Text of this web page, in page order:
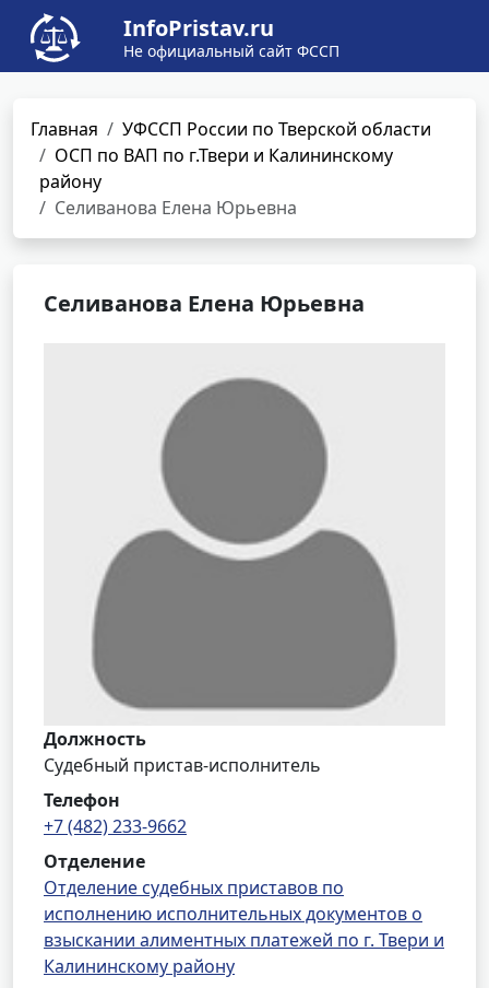
InfoPristav.ru
Не официальный сайт ФССП
Главная
УФССП России по Тверской области
ОСП по ВАП по г.Твери и Калининскому
району
Селиванова Елена Юрьевна
Селиванова Елена Юрьевна
Должность
Судебный пристав-исполнитель
Телефон
+7 (482) 233-9662
Отделение
Отделение судебных приставов по
исполнению исполнительных документов о
взыскании алиментных платежей по г. Твери и
Калининскому району